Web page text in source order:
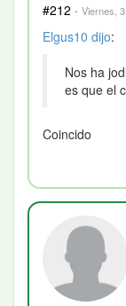
#212 · Viernes,
Elgus10 dijo:
Nos ha
es que el
Coincido